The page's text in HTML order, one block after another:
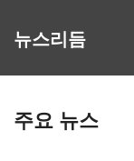
뉴스리듬
주요 뉴스